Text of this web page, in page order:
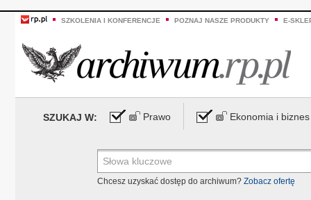
SZKOLENIA I KONFERENCJE POZNAJ NASZE PRODUKTY E-
SZUKAJ W: Prawo Ekonomia i biznes
Chcesz uzyskać dostęp do archiwum? Zobacz ofertę